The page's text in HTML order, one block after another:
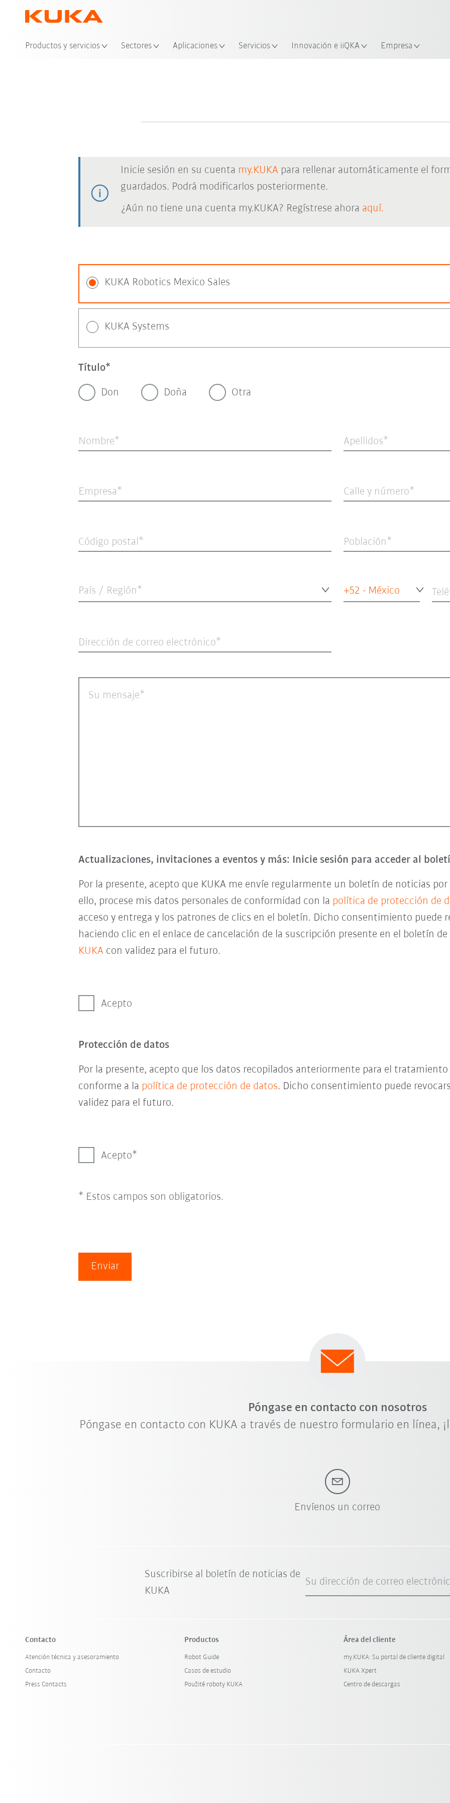
Productos y servicios Sectores Aplicaciones Servicios Innovación e iiQKA Empresa
Inicie sesión en su cuenta my.KUKA para rellenar automáticamente el
guardados. Podrá modificarlos posteriormente.
¿Aún no tiene una cuenta my.KUKA? Regístrese ahora aquí.
KUKA Robotics Mexico Sales
KUKA Systems
Título
Don Doña Otra
Nombre Apellidos
Empresa Calle y número
Código postal Población
País / Región* +52 - México
Dirección de correo electrónico
Su mensaje
Actualizaciones, invitaciones a eventos y más: Inicie sesión para acceder al
Por la presente, acepto que KUKA me envíe regularmente un boletín de noticias
ello, procese mis datos personales de conformidad con la política de protección de
acceso y entrega y los patrones de clics en el boletín. Dicho consentimiento puede
haciendo clic en el enlace de cancelación de la suscripción presente en el boletín
KUKA con validez para el futuro.
Acepto
Protección de datos
Por la presente, acepto que los datos recopilados anteriormente para el
conforme a la política de protección de datos. Dicho consentimiento puede
validez para el futuro.
Acepto
* Estos campos son obligatorios.
Enviar
Póngase en contacto con nosotros
Póngase en contacto con KUKA a través de nuestro formulario en línea,
Envíenos un correo
Suscribirse al boletín de noticias de
KUKA
Su dirección de correo
Contacto
Atención técnica y asesoramiento
Contacto
Press Contacts
Productos
Robot Guide
Casos de estudio
Použité roboty KUKA
Área del cliente
my.KUKA: Su portal de cliente digital
KUKA Xpert
Centro de descargas